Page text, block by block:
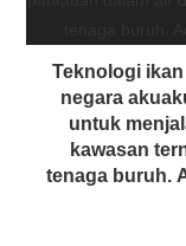
Teknologi
negara
untuk
kawasan
tenaga buruh.